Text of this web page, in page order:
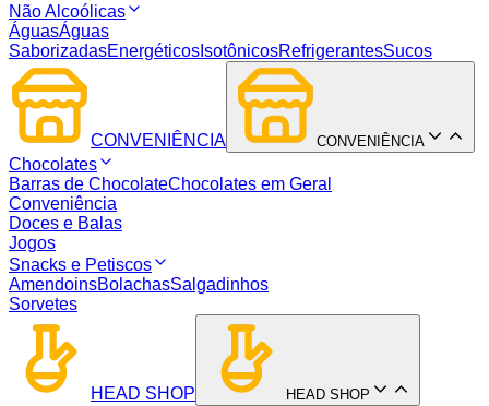
Não Alcoólicas
ÁguasÁguas
SaborizadasEnergéticos IsotônicosRefrigerantesSucos
CONVENIÊNCIA CONVENIÊNCIA
Chocolates
Barras de ChocolateChocolates em Geral
Conveniência
Doces e Balas
Jogos
Snacks e Petiscos
AmendoinsBolachasSalgadinhos
Sorvetes
HEAD SHOP HEAD SHOP